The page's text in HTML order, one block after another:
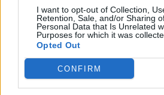
I want to opt-out of Collection,
Retention, Sale, and/or Sharing
Personal Data that Is Unrelated
Purposes for which it was
Opted Out
CONFIRM
Καλοκαίρι στην Αττική
με επιφυλάξεις – Ποιες
παραλίες έχουν
χαρακτηριστεί
ακατάλληλες
04.07.2026
Το
Το